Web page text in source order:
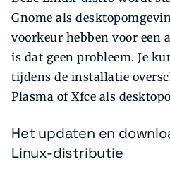
Gnome als
voorkeur hebben voor een
is dat geen probleem. Je
tijdens de installatie
Plasma of Xfce als
Het updaten en
Linux-distributie